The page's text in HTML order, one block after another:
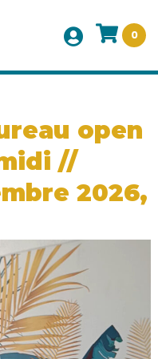
0
open
//
2026,